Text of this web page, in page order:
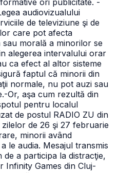
ori publicitate. -
audiovizualului
de televiziune şi de
care pot afecta
morală a minorilor se
alegerea intervalului orar
ca efect al altor sisteme
faptul că minorii din
normale, nu pot auzi sau
-Or, aşa cum rezultă din
pentru localul
de postul RADIO ZU din
de 26 şi 27 februarie
minorii având
le audia. Mesajul transmis
a participa la distracţie,
Infinity Games din Cluj-